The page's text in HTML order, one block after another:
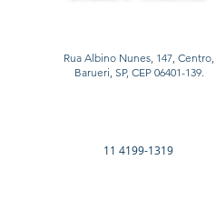
Rua Albino Nunes, 147, Centro,
Barueri, SP, CEP 06401-139.
11 4199-1319